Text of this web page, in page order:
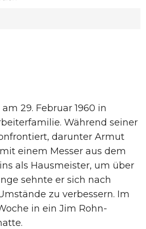
29. Februar 1960 in
Während seiner
darunter Armut
einem Messer aus dem
als Hausmeister, um über
sehnte er sich nach
zu verbessern. Im
in ein Jim Rohn-